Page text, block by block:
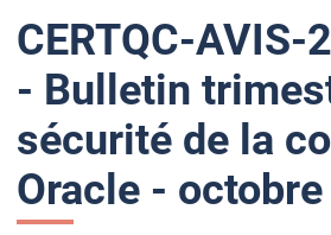
e
u
CERTQC-
- Bulletin
sécurité de la
Oracle -